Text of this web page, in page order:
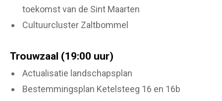
toekomst van de Sint Maarten
Cultuurcluster Zaltbommel
Trouwzaal (19:00 uur)
Actualisatie landschapsplan
Bestemmingsplan Ketelsteeg 16 en 16b